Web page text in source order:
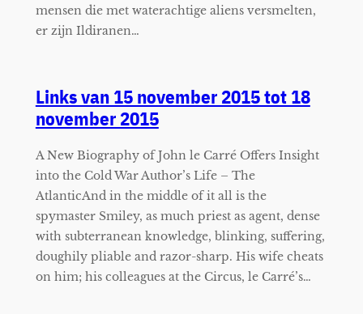
mensen die met waterachtige aliens versmelten,
er zijn Ildiranen…
Links van 15 november 2015 tot 18
november 2015
A New Biography of John le Carré Offers Insight
into the Cold War Author’s Life – The
AtlanticAnd in the middle of it all is the
spymaster Smiley, as much priest as agent, dense
with subterranean knowledge, blinking, suffering,
doughily pliable and razor-sharp. His wife cheats
on him; his colleagues at the Circus, le Carré’s…